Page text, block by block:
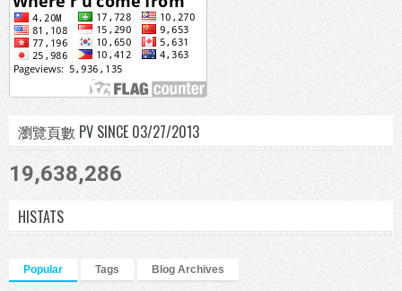
瀏覽頁數 PV SINCE 03/27/2013
19,638,286
HISTATS
Popular Tags Blog Archives